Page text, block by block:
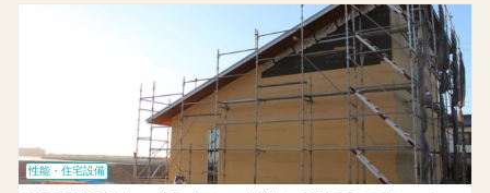
性能・住宅設備